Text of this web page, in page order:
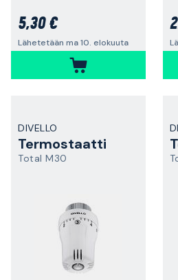
5,30 €
Lähetetään ma 10. elokuuta
DIVELLO
Termostaatti
Total M30